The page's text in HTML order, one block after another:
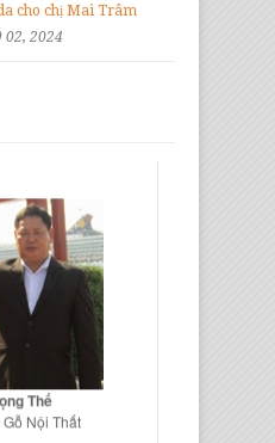
cho chị Mai Trâm
02, 2024
Thế
Nội Thất